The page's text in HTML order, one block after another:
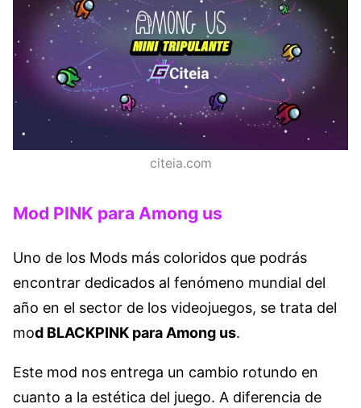
citeia.com
Mod PINK para Among us
Uno de los Mods más coloridos que podrás
encontrar dedicados al fenómeno mundial del
año en el sector de los videojuegos, se trata del
mod BLACKPINK para Among us.
Este mod nos entrega un cambio rotundo en
cuanto a la estética del juego. A diferencia de